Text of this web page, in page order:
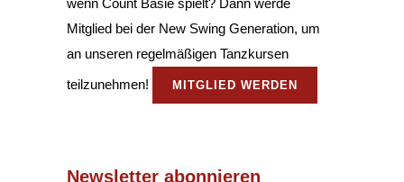
wenn Count Basie spielt? Dann werde
Mitglied bei der New Swing Generation, um
an unseren regelmäßigen Tanzkursen
teilzunehmen!
MITGLIED WERDEN
Newsletter abonnieren